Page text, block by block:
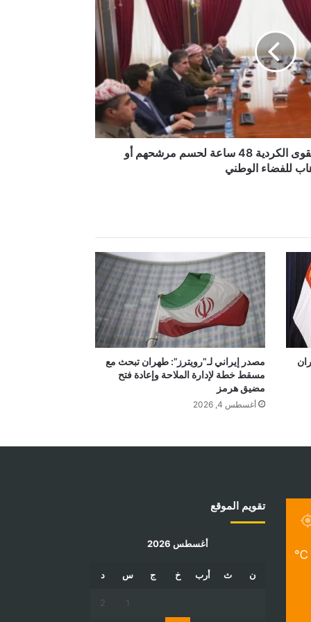
الجلبي: وفد الاطار امهل القوى الكردية 48 ساعة لحسم مرشحهم أو
للفضاء الوطني
مصدر إيراني لـ”رويترز”: طهران تبحث مع
مسقط خطة لإدارة الملاحة وإعادة فتح
مضيق هرمز
أغسطس 4, 2026
℃
تقويم الموقع
أغسطس 2026
ن ث أرب خ ج س د
1
2